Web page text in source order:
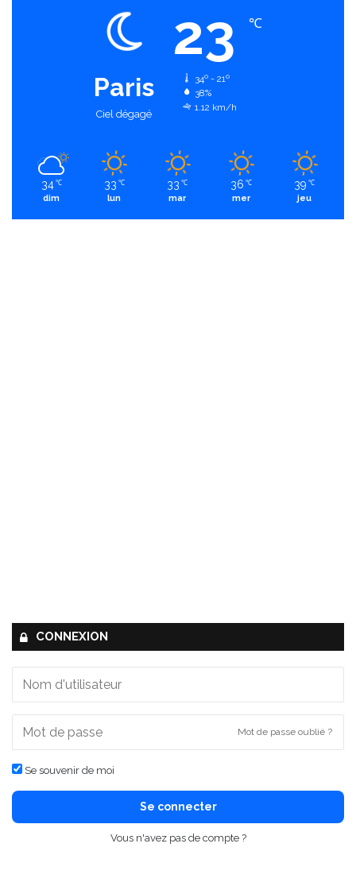
Paris
Ciel dégagé
23 ℃
34º - 21º
38%
1.12 km/h
34 ℃
dim
33 ℃
lun
33 ℃
mar
36 ℃
mer
39 ℃
jeu
CONNEXION
Mot de passe oublié ?
Se souvenir de moi
Se connecter
Vous n'avez pas de compte ?